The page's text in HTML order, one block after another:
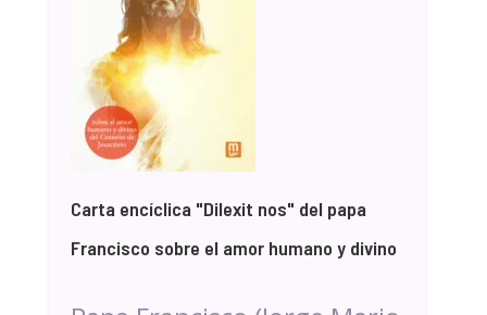
Carta encíclica "Dilexit nos" del papa
Francisco sobre el amor humano y divino